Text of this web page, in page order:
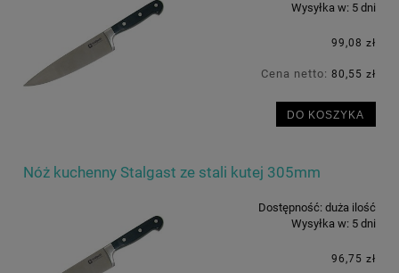
Wysyłka w: 5 dni
99,08 zł
Cena netto: 80,55 zł
DO KOSZYKA
Nóż kuchenny Stalgast ze stali kutej 305mm
Dostępność: duża ilość
Wysyłka w: 5 dni
96,75 zł